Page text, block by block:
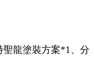
聖龍塗裝方案*1、分